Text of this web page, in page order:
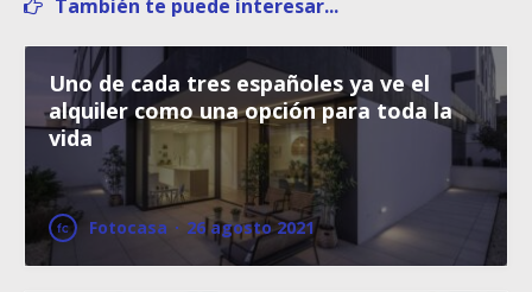
También te puede interesar...
Uno de cada tres españoles ya ve el
alquiler como una opción para toda la
vida
Fotocasa · 26 agosto 2021